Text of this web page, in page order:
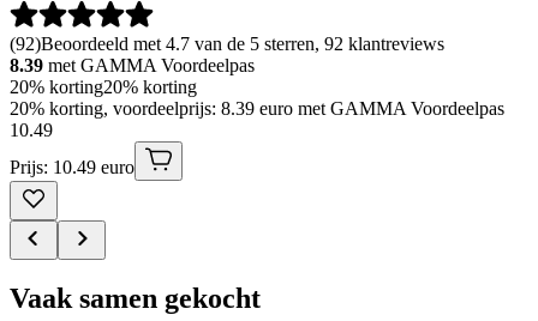
(92)Beoordeeld met 4.7 van de 5 sterren, 92 klantreviews
8.39 met GAMMA Voordeelpas
20% korting20% korting
20% korting, voordeelprijs: 8.39 euro met GAMMA Voordeelpas
10.49
Prijs: 10.49 euro
Vaak samen gekocht